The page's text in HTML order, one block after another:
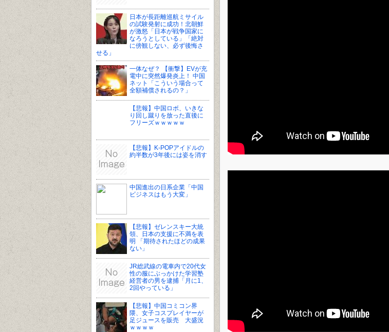
日本が長距離巡航ミサイル
の試験発射に成功！北朝鮮
が激怒「日本が戦争国家に
なろうとしている」「絶対
に傍観しない、必ず後悔さ
せる」
一体なぜ？ 【衝撃】EVが充
電中に突然爆発炎上！ 中国
ネット「こういう場合って
全額補償されるの？」
【悲報】中国ロボ、いきな
り回し蹴りを放った直後に
フリーズｗｗｗｗｗ
【悲報】K-POPアイドルの
約半数が3年後には姿を消す
中国進出の日系企業「中国
ビジネスはもう大変」
【悲報】ゼレンスキー大統
領、日本の支援に不満を表
明 「期待されたほどの成果
ない」
JR総武線の電車内で20代女
性の服にぶっかけた学習塾
経営者の男を逮捕「月に1、
2回やっている」
【悲報】中国コミコン界
隈、女子コスプレイヤーが
足ジュースを販売 大盛況
ｗｗｗｗ